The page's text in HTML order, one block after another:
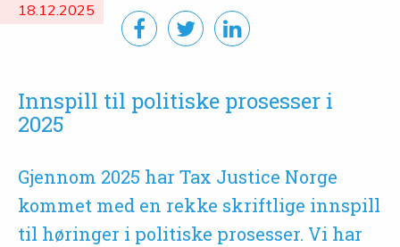
18.12.2025
Innspill til politiske prosesser i
2025
Gjennom 2025 har Tax Justice Norge
kommet med en rekke skriftlige innspill
til høringer i politiske prosesser. Vi har